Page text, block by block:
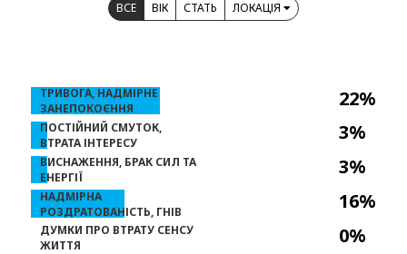
ВСЕ ВІК СТАТЬ ЛОКАЦІЯ
22%
3%
3%
16%
0%
ТРИВОГА, НАДМІРНЕ
ЗАНЕПОКОЄННЯ
ПОСТІЙНИЙ СМУТОК,
ВТРАТА ІНТЕРЕСУ
ВИСНАЖЕННЯ, БРАК СИЛ ТА
ЕНЕРГІЇ
НАДМІРНА
РОЗДРАТОВАНІСТЬ, ГНІВ
ДУМКИ ПРО ВТРАТУ СЕНСУ
ЖИТТЯ